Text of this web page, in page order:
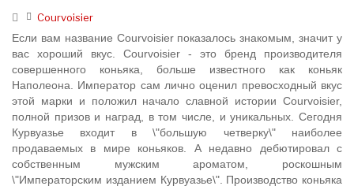
Courvoisier
Если вам название Courvoisier показалось знакомым, значит у
вас хороший вкус. Courvoisier - это бренд производителя
совершенного коньяка, больше известного как коньяк
Наполеона. Император сам лично оценил превосходный вкус
этой марки и положил начало славной истории Courvoisier,
полной призов и наград, в том числе, и уникальных. Сегодня
Курвуазье входит в \"большую четверку\" наиболее
продаваемых в мире коньяков. А недавно дебютировал с
собственным мужским ароматом, роскошным
\"Императорским изданием Курвуазье\". Производство коньяка